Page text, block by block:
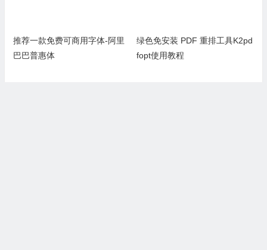
推荐一款免费可商用字体-阿里
巴巴普惠体
绿色免安装 PDF 重排工具K2pd
fopt使用教程